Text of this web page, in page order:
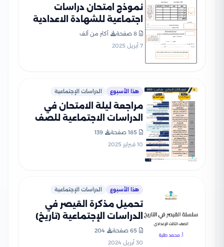
نموذج امتحان دراسات
اجتماعية للشهادة الاعدادية
بنظام البوكليت من محافظة
8 صفحة
أكثر من ألف
7 أبريل 2025
هذا الأسبوع الدراسات الإجتماعية
مراجعة ليلة الامتحان في
الدراسات الاجتماعية للصف
الثالث الإعدادي الفصل
الدراسي الثاني PDF
185 صفحة
139
10 فبراير 2025
هذا الأسبوع الدراسات الإجتماعية
تحميل مذكرة القيصر في
الدراسات الإجتماعية (تاريخ)
الصف الثالث الإعدادي الترم
الثاني
65 صفحة
204
30 أبريل 2024